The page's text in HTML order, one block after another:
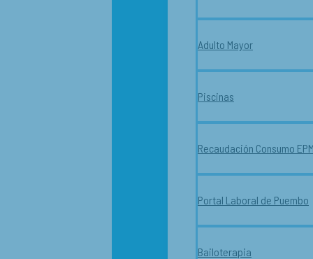
Adulto Mayor
Piscinas
Recaudación Consumo
Portal Laboral de Puembo
Bailoterapia